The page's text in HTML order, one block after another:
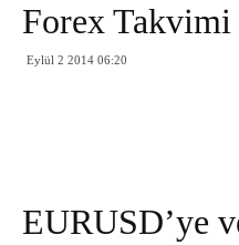
Forex
Eylül 2 2014 06:20
EURUSD’ye